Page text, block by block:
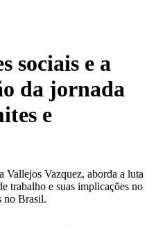
sociais e a
da jornada
e
Vallejos Vazquez, aborda a luta
trabalho e suas implicações no
no Brasil.